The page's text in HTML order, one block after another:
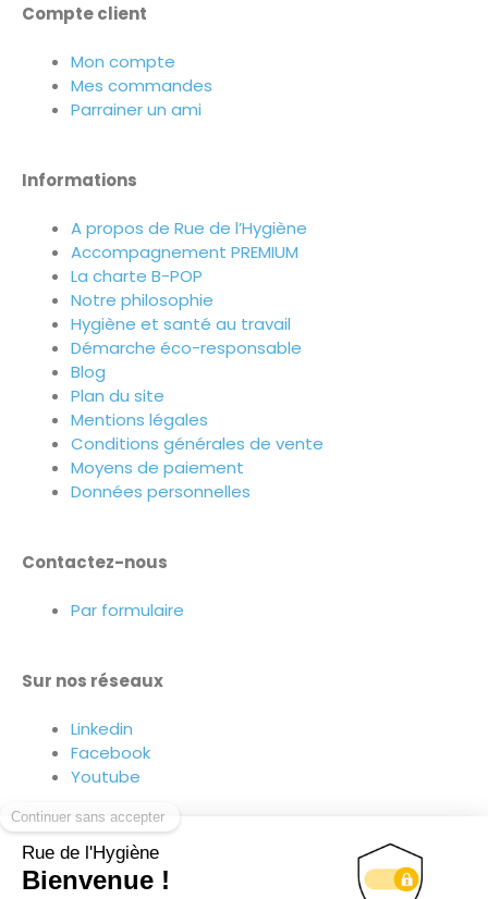
Compte client
Mon compte
Mes commandes
Parrainer un ami
Informations
A propos de Rue de l’Hygiène
Accompagnement PREMIUM
La charte B-POP
Notre philosophie
Hygiène et santé au travail
Démarche éco-responsable
Blog
Plan du site
Mentions légales
Conditions générales de vente
Moyens de paiement
Données personnelles
Contactez-nous
Par formulaire
Sur nos réseaux
Linkedin
Facebook
Youtube